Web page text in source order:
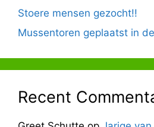
Stoere mensen gezocht!!
Mussentoren geplaatst in
Recent